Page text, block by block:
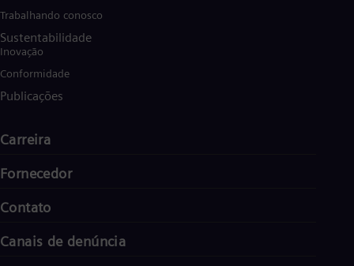
Trabalhando conosco
Sustentabilidade
Inovação
Conformidade
Publicações
Carreira
Fornecedor
Contato
Canais de denúncia